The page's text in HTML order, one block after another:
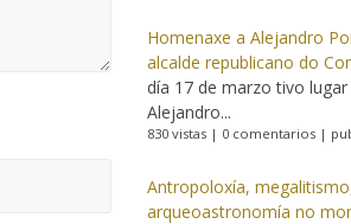
Homenaxe a Alejandro
alcalde republicano do
día 17 de marzo tivo
Alejandro...
830 vistas | 0 comentarios |
Antropoloxía,
arqueoastronomía no